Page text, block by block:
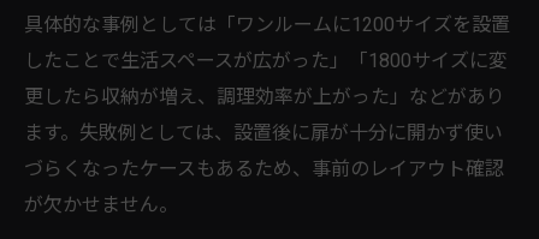
具体的な事例としては「ワンルームに1200サイズを設置
したことで生活スペースが広がった」「1800サイズに変
更したら収納が増え、調理効率が上がった」などがあり
ます。失敗例としては、設置後に扉が十分に開かず使い
づらくなったケースもあるため、事前のレイアウト確認
が欠かせません。